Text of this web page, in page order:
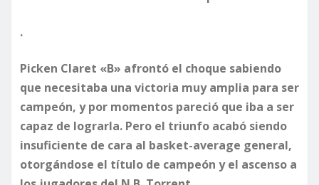
.
Picken Claret «B» afrontó el choque sabiendo
que necesitaba una victoria muy amplia para ser
campeón, y por momentos pareció que iba a ser
capaz de lograrla. Pero el triunfo acabó siendo
insuficiente de cara al basket-average general,
otorgándose el título de campeón y el ascenso a